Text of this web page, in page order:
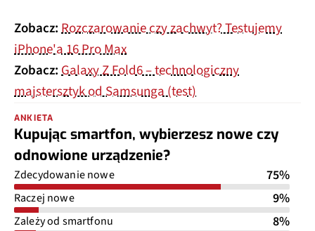
Zobacz:Rozczarowanie czy zachwyt? Testujemy
iPhone'a 16 Pro Max
Zobacz:Galaxy Z Fold6 – technologiczny
majstersztyk od Samsunga (test)
ANKIETA
Kupując smartfon, wybierzesz nowe czy
odnowione urządzenie?
Zdecydowanie nowe 75%
Raczej nowe 9%
Zależy od smartfonu 8%